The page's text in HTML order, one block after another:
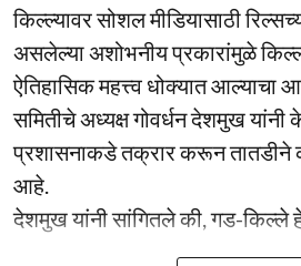
किल्ल्यावर सोशल मीडियासाठी
असलेल्या अशोभनीय प्रकारांमुळे
ऐतिहासिक महत्त्व धोक्यात आल्याचा
समितीचे अध्यक्ष गोवर्धन देशमुख यांनी
प्रशासनाकडे तक्रार करून तातडीने
आहे.
देशमुख यांनी सांगितले की, गड-किल्ले हे